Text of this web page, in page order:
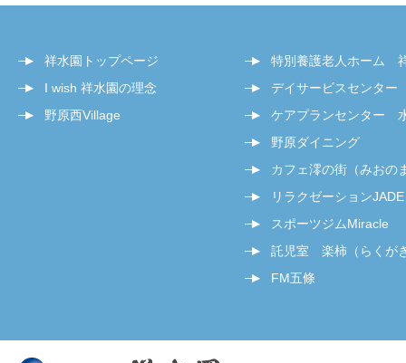
祥水園トップページ
I wish 祥水園の理念
野原西Village
特別養護老人ホーム
デイサービスセンタ
ケアプランセンター
野原ダイニング
カフェ澪の街（みおの
リラクゼーションJADE
スポーツジムMiracle
託児室 楽柿（らくが
FM五條